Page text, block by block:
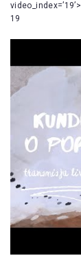
video_index=’19’>
19